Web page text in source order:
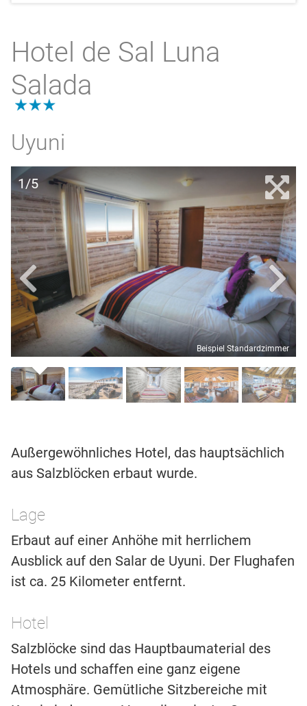
Hotel de Sal Luna
Salada
3.0
Uyuni
1/5
Beispiel Standardzimmer
Außergewöhnliches Hotel, das hauptsächlich
aus Salzblöcken erbaut wurde.
Lage
Erbaut auf einer Anhöhe mit herrlichem
Ausblick auf den Salar de Uyuni. Der Flughafen
ist ca. 25 Kilometer entfernt.
Hotel
Salzblöcke sind das Hauptbaumaterial des
Hotels und schaffen eine ganz eigene
Atmosphäre. Gemütliche Sitzbereiche mit